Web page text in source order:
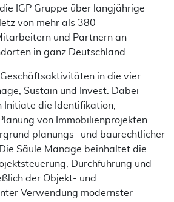
IGP Gruppe über langjährige
von mehr als 380
und Partnern an
in ganz Deutschland.
in die vier
Sustain und Invest. Dabei
Initiate die Identifikation,
von Immobilienprojekten
planungs- und baurechtlicher
Säule Manage beinhaltet die
Durchführung und
der Objekt- und
Verwendung modernster